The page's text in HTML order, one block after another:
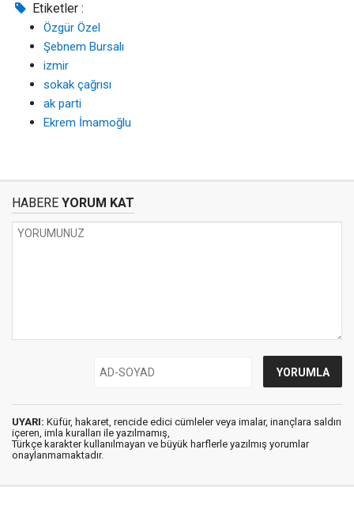
Etiketler :
Özgür Özel
Şebnem Bursalı
izmir
sokak çağrısı
ak parti
Ekrem İmamoğlu
HABERE YORUM KAT
UYARI: Küfür, hakaret, rencide edici cümleler veya imalar, inançlara saldırı
içeren, imla kuralları ile yazılmamış,
Türkçe karakter kullanılmayan ve büyük harflerle yazılmış yorumlar
onaylanmamaktadır.